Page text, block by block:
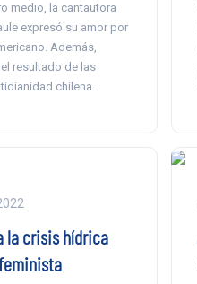
medio, la cantautora
expresó su amor por
Además,
resultado de las
chilena.
la crisis hídrica